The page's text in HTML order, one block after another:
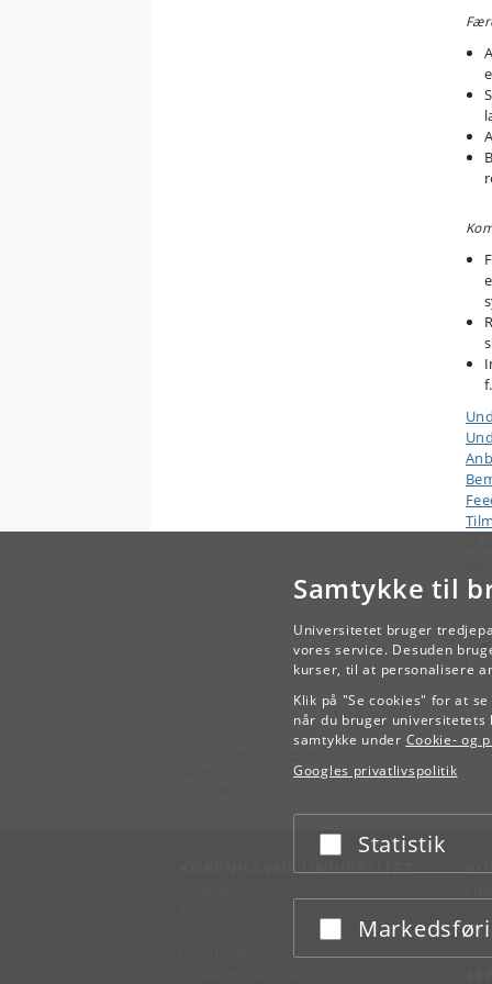
Samtykke til
Universitetet bruger
vores service. Desuden
kurser, til at personalisere
Klik på "Se cookies" for at
når du bruger universitetets
samtykke under Cookie- og
Googles privatlivspolitik
Acceptér eller afslå
Statistik
Acceptér eller afslå
KØBENHAVNS UNIVERSITET